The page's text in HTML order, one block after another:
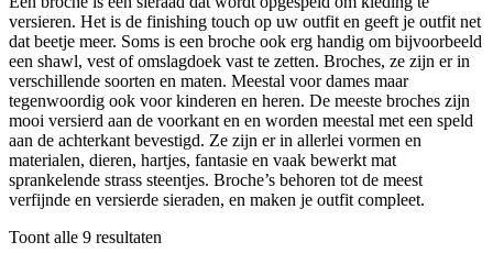
versieren. Het is de finishing touch op uw outfit en geeft je outfit net
dat beetje meer. Soms is een broche ook erg handig om bijvoorbeeld
een shawl, vest of omslagdoek vast te zetten. Broches, ze zijn er in
verschillende soorten en maten. Meestal voor dames maar
tegenwoordig ook voor kinderen en heren. De meeste broches zijn
mooi versierd aan de voorkant en en worden meestal met een speld
aan de achterkant bevestigd. Ze zijn er in allerlei vormen en
materialen, dieren, hartjes, fantasie en vaak bewerkt mat
sprankelende strass steentjes. Broche’s behoren tot de meest
verfijnde en versierde sieraden, en maken je outfit compleet.
Toont alle 9 resultaten